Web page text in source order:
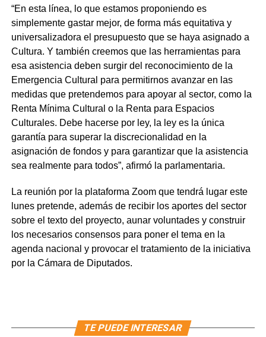
“En esta línea, lo que estamos proponiendo es
simplemente gastar mejor, de forma más equitativa y
universalizadora el presupuesto que se haya asignado a
Cultura. Y también creemos que las herramientas para
esa asistencia deben surgir del reconocimiento de la
Emergencia Cultural para permitirnos avanzar en las
medidas que pretendemos para apoyar al sector, como la
Renta Mínima Cultural o la Renta para Espacios
Culturales. Debe hacerse por ley, la ley es la única
garantía para superar la discrecionalidad en la
asignación de fondos y para garantizar que la asistencia
sea realmente para todos”, afirmó la parlamentaria.
La reunión por la plataforma Zoom que tendrá lugar este
lunes pretende, además de recibir los aportes del sector
sobre el texto del proyecto, aunar voluntades y construir
los necesarios consensos para poner el tema en la
agenda nacional y provocar el tratamiento de la iniciativa
por la Cámara de Diputados.
TE PUEDE INTERESAR